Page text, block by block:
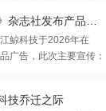
鲸科技于2026年在
广告，此次主要宣传：
技乔迁之际